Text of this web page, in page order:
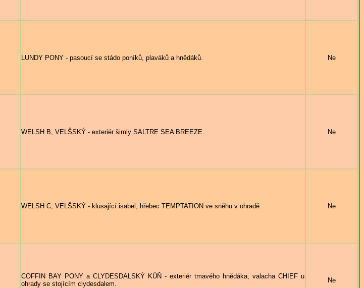
LUNDY PONY - pasoucí se stádo poníků, plaváků a hnědáků. Ne
WELSH B, VELŠSKÝ - exteriér šimly SALTRE SEA BREEZE. Ne
WELSH C, VELŠSKÝ - klusající isabel, hřebec TEMPTATION ve sněhu v ohradě. Ne
COFFIN BAY PONY a CLYDESDALSKÝ KŮŇ - exteriér tmavého hnědáka, valacha CHIEF u
ohrady se stojícím clydesdalem.
Ne